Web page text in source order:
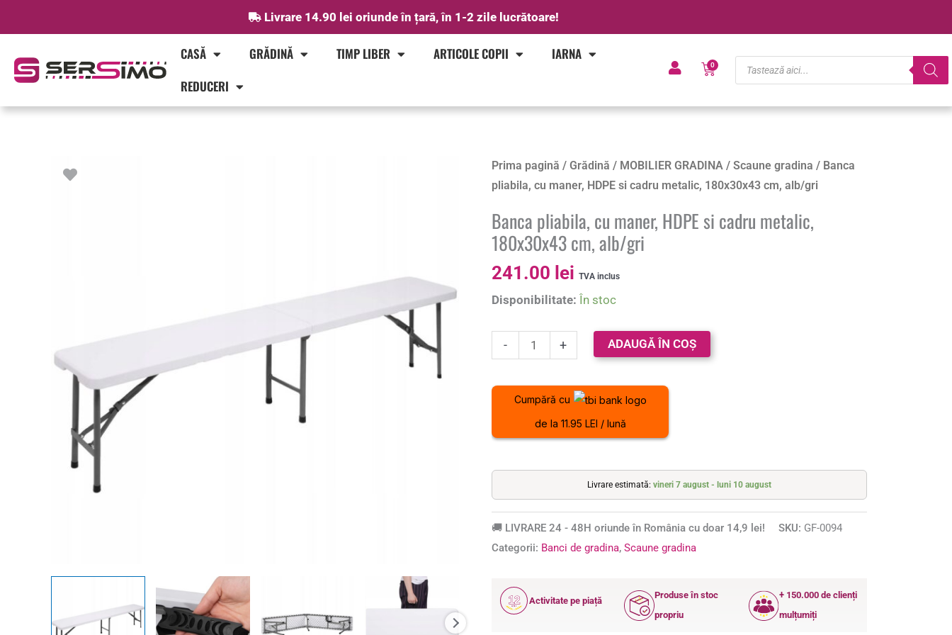
Livrare 14.90 lei oriunde în țară, în 1-2 zile lucrătoare!
CASĂ GRĂDINĂ TIMP LIBER ARTICOLE COPII
IARNA
REDUCERI
0
Cart
Products
search
Prima pagină /Grădină / MOBILIER GRADINA /Scaune gradina / Banca
pliabila, cu maner, HDPE si cadru metalic, 180x30x43 cm, alb/gri
Banca pliabila, cu maner, HDPE si cadru metalic,
180x30x43 cm, alb/gri
241.00 lei TVA inclus
Disponibilitate: În stoc
-
Cantitate
Banca
cu
maner,
HDPE
cadru
180x30x43
cm,
alb/gri
+ ADAUGĂ ÎN COȘ
Cumpără cu
de la 11.95 LEI / lună
Livrare estimată:vineri 7 august - luni 10 august
🚚 LIVRARE 24 - 48H oriunde în România cu doar 14,9 lei! SKU: GF-0094
Categorii: Banci de gradina,Scaune gradina
12
ANI
Activitate pe piață
Produse în stoc
propriu
+ 150.000 de clienți
mulțumiți